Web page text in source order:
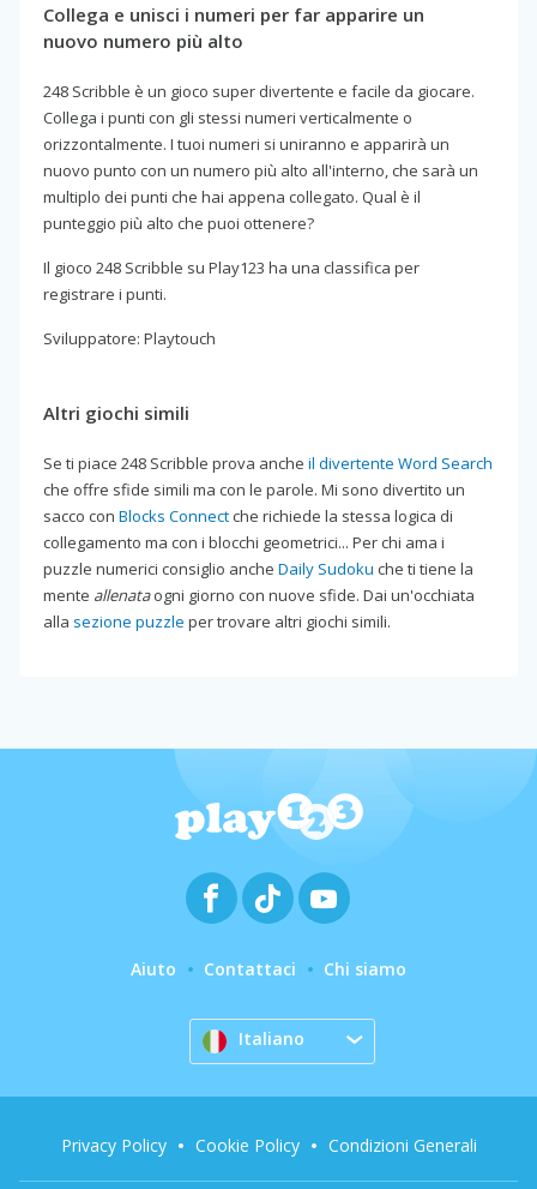
Collega e unisci i numeri per far apparire un
nuovo numero più alto
248 Scribble è un gioco super divertente e facile da giocare.
Collega i punti con gli stessi numeri verticalmente o
orizzontalmente. I tuoi numeri si uniranno e apparirà un
nuovo punto con un numero più alto all'interno, che sarà un
multiplo dei punti che hai appena collegato. Qual è il
punteggio più alto che puoi ottenere?
Il gioco 248 Scribble su Play123 ha una classifica per
registrare i punti.
Sviluppatore: Playtouch
Altri giochi simili
Se ti piace 248 Scribble prova anche il divertente Word Search
che offre sfide simili ma con le parole. Mi sono divertito un
sacco con Blocks Connect che richiede la stessa logica di
collegamento ma con i blocchi geometrici... Per chi ama i
puzzle numerici consiglio anche Daily Sudoku che ti tiene la
mente allenataogni giorno con nuove sfide. Dai un'occhiata
alla sezione puzzle per trovare altri giochi simili.
Aiuto Contattaci Chi siamo
Italiano
Privacy Policy Cookie Policy Condizioni Generali